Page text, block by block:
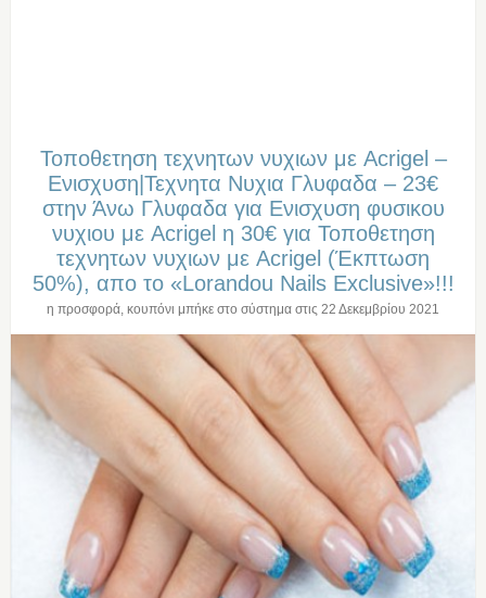
Τοποθετηση τεχνητων νυχιων με Acrigel –
Ενισχυση|Τεχνητα Νυχια Γλυφαδα – 23€
στην Άνω Γλυφαδα για Ενισχυση φυσικου
νυχιου με Acrigel η 30€ για Τοποθετηση
τεχνητων νυχιων με Acrigel (Έκπτωση
50%), απο το «Lorandou Nails Exclusive»!!!
η προσφορά, κουπόνι μπήκε στο σύστημα στις 22 Δεκεμβρίου 2021